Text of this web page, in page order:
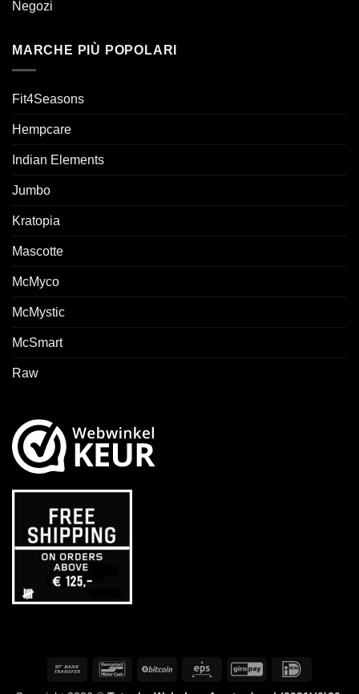
Negozi
MARCHE PIÙ POPOLARI
Fit4Seasons
Hempcare
Indian Elements
Jumbo
Kratopia
Mascotte
McMyco
McMystic
McSmart
Raw
Bonifico
BancontactBitCoin Eps GiroPay